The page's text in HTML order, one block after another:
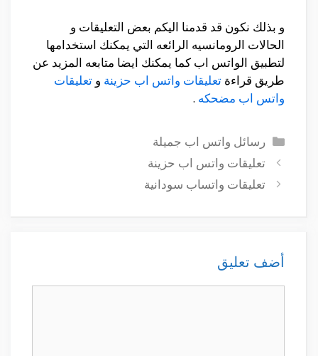
و بذلك نكون قد قدمنا اليكم بعض التعليقات و
الحالات الرومانسيه الرائعه التي يمكنك استخدامها
لتطبيق الواتس اب كما يمكنك ايضا متابعه المزيد عن
طريق قراءة تعليقات واتس اب حزينة و تعليقات
واتس اب مضحكه .
التصنيفات
رسائل واتس اب جميلة
تعليقات واتس اب حزينة
تعليقات واتساب سودانية
أضف تعليق